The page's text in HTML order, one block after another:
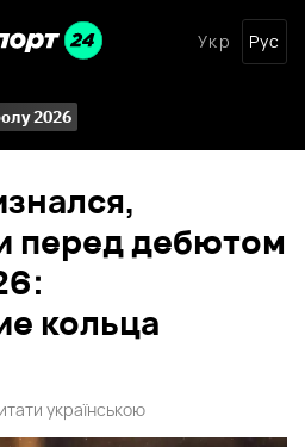
Укр Рус
2026
перед дебютом
кольца
українською